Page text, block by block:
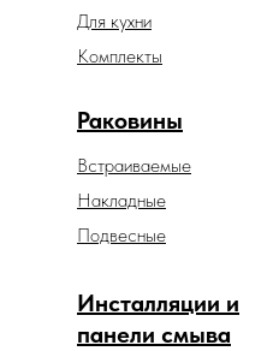
Раковины
Встраиваемые
Накладные
Подвесные
Для кухни
Инсталляции и
панели смыва
Комплекты